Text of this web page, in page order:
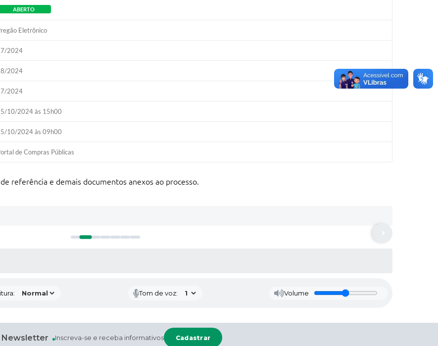
ABERTO
Eletrônico
2024
2024
2024
10/2024 às 15h00
10/2024 às 09h00
de Compras Públicas
referência e demais documentos anexos ao processo.
Tom de voz: Volume
Newsletter Inscreva-se e receba informativos Cadastrar